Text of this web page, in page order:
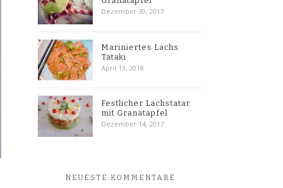
Dezember 30, 2017
Mariniertes Lachs
Tataki
April 13, 2018
Festlicher Lachstatar
mit Granatapfel
Dezember 14, 2017
NEUESTE KOMMENTARE